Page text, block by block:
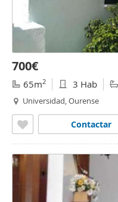
700€
65m2 3 Hab
Universidad, Ourense
Contactar